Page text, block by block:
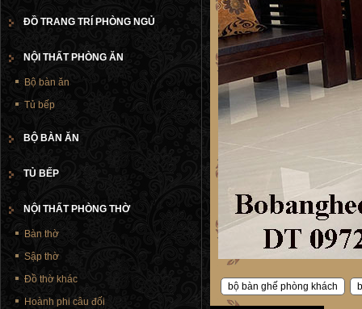
bộ bàn ghế phòng khách
ĐỒ TRANG TRÍ PHÒNG NGỦ
NỘI THẤT PHÒNG ĂN
Bộ bàn ăn
Tủ bếp
BỘ BÀN ĂN
TỦ BẾP
NỘI THẤT PHÒNG THỜ
Bàn thờ
Sập thờ
Đồ thờ khác
Hoành phi câu đối